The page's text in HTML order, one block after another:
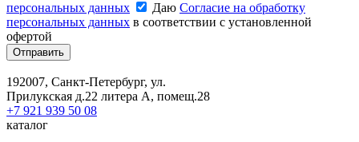
персональных данных
Даю Согласие на обработку
персональных данных в соответствии с установленной
офертой
Отправить
192007, Санкт-Петербург, ул.
Прилукская д.22 литера А, помещ.28
+7 921 939 50 08
каталог